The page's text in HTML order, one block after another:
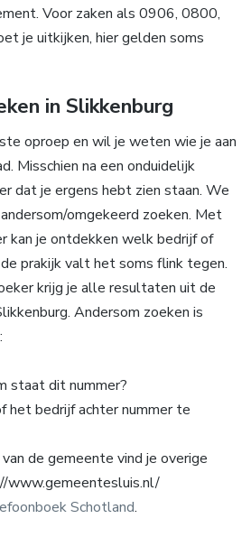
Voor zaken als 0906, 0800,
je uitkijken, hier gelden soms
in Slikkenburg
oproep en wil je weten wie je aan
Misschien na een onduidelijk
dat je ergens hebt zien staan. We
omgekeerd zoeken. Met
kan je ontdekken welk bedrijf of
prakijk valt het soms flink tegen.
krijg je alle resultaten uit de
Andersom zoeken is
staat dit nummer?
het bedrijf achter nummer te
de gemeente vind je overige
www.gemeentesluis.nl/
Schotland.